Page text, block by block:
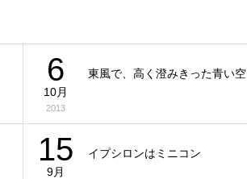
6
10月
2013
東風で、高く澄みきった青い空
15
9月
イプシロンはミニコン